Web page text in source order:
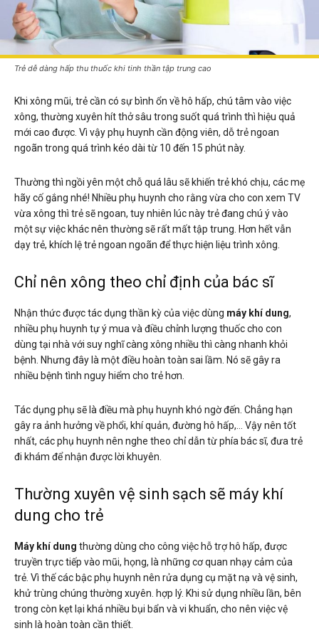
Trẻ dễ dàng hấp thu thuốc khi tinh thần tập trung cao
Khi xông mũi, trẻ cần có sự bình ổn về hô hấp, chú tâm vào việc
xông, thường xuyên hít thở sâu trong suốt quá trình thì hiệu quả
mới cao được. Vì vậy phụ huynh cần động viên, dỗ trẻ ngoan
ngoãn trong quá trình kéo dài từ 10 đến 15 phút này.
Thường thì ngồi yên một chỗ quá lâu sẽ khiến trẻ khó chịu, các mẹ
hãy cố gắng nhé! Nhiều phụ huynh cho rằng vừa cho con xem TV
vừa xông thì trẻ sẽ ngoan, tuy nhiên lúc này trẻ đang chú ý vào
một sự việc khác nên thường sẽ rất mất tập trung. Hơn hết vẫn
dạy trẻ, khích lệ trẻ ngoan ngoãn để thực hiện liệu trình xông.
Chỉ nên xông theo chỉ định của bác sĩ
Nhận thức được tác dụng thần kỳ của việc dùng máy khí dung,
nhiều phụ huynh tự ý mua và điều chỉnh lượng thuốc cho con
dùng tại nhà với suy nghĩ càng xông nhiều thì càng nhanh khỏi
bệnh. Nhưng đây là một điều hoàn toàn sai lầm. Nó sẽ gây ra
nhiều bệnh tình nguy hiểm cho trẻ hơn.
Tác dụng phụ sẽ là điều mà phụ huynh khó ngờ đến. Chẳng hạn
gây ra ảnh hưởng về phổi, khí quản, đường hô hấp,… Vậy nên tốt
nhất, các phụ huynh nên nghe theo chỉ dẫn từ phía bác sĩ, đưa trẻ
đi khám để nhận được lời khuyên.
Thường xuyên vệ sinh sạch sẽ máy khí
dung cho trẻ
Máy khí dung thường dùng cho công việc hỗ trợ hô hấp, được
truyền trực tiếp vào mũi, họng, là những cơ quan nhạy cảm của
trẻ. Vì thế các bậc phụ huynh nên rửa dụng cụ mặt nạ và vệ sinh,
khử trùng chúng thường xuyên. hợp lý. Khi sử dụng nhiều lần, bên
trong còn kẹt lại khá nhiều bụi bẩn và vi khuẩn, cho nên việc vệ
sinh là hoàn toàn cần thiết.